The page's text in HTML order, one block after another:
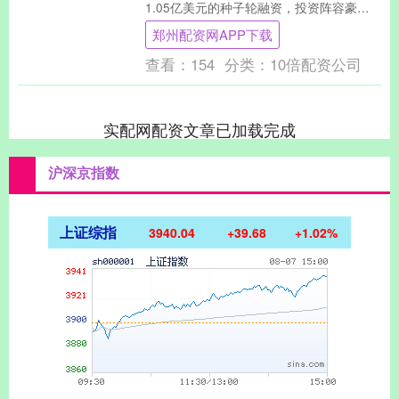
1.05亿美元的种子轮融资，投资阵容豪
华：由 Eclipse Venture....
郑州配资网APP下载
查看： 154 分类： 10倍配资公司
实配网配资文章已加载完成
沪深京指数
上证综指 3940.04 +39.68 +1.02%